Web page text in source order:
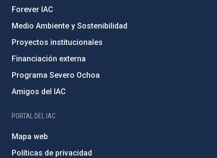
Forever IAC
Medio Ambiente y Sostenibilidad
Proyectos institucionales
Financiación externa
Programa Severo Ochoa
Amigos del IAC
PORTAL DEL IAC
Mapa web
Políticas de privacidad